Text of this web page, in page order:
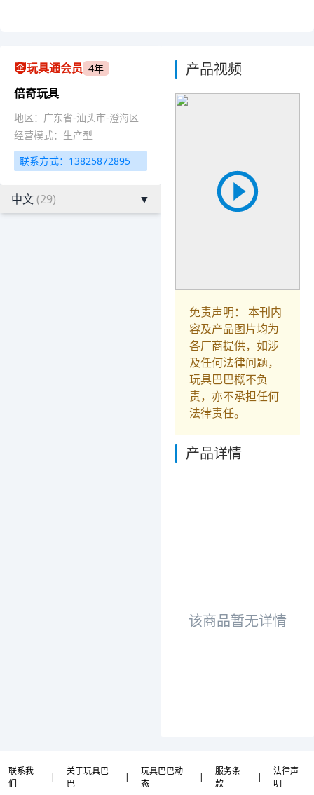
玩具通会员 4年
倍奇玩具
地区：广东省-汕头市-澄海区
经营模式：生产型
联系方式：13825872895
中文(29) ▼
产品视频
免责声明： 本刊内
容及产品图片均为
各厂商提供，如涉
及任何法律问题，
玩具巴巴概不负
责，亦不承担任何
法律责任。
产品详情
该商品暂无详情
联系我
们
|
关于玩具巴
巴
|
玩具巴巴动
态
|
服务条
款
|
法律声
明